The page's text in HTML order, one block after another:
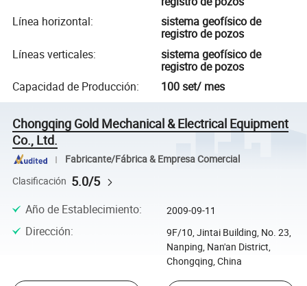
Línea horizontal:
sistema geofísico de
registro de pozos
Líneas verticales:
sistema geofísico de
registro de pozos
Capacidad de Producción: 100 set/ mes
Chongqing Gold Mechanical & Electrical Equipment
Co., Ltd.
Fabricante/Fábrica & Empresa Comercial
Clasificación 5.0/5
Año de Establecimiento: 2009-09-11
Dirección:
9F/10, Jintai Building, No. 23,
Nanping, Nan'an District,
Chongqing, China